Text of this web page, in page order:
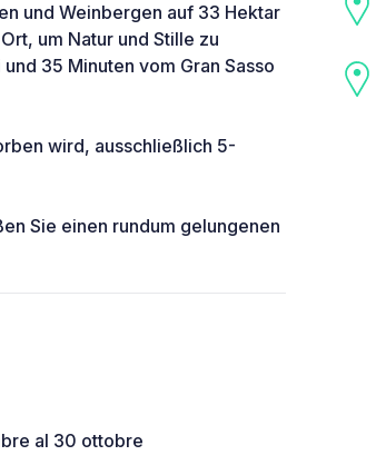
und Weinbergen auf 33 Hektar
um Natur und Stille zu
35 Minuten vom Gran Sasso
wird, ausschließlich 5-
Sie einen rundum gelungenen
al 30 ottobre